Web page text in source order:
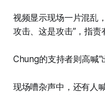
视频显示现场一片混乱
攻击、这是攻击”，指责
Chung的支持者则高喊“
现场嘈杂声中，还有人